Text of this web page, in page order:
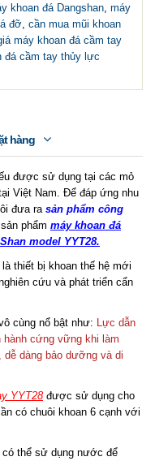
khoan đá Dangshan máy
đỡ cần mua mũi khoan
máy khoan đá cầm tay
đá cầm tay thủy lực
hàng
được sử dụng tại các mỏ
Việt Nam. Để đáp ứng nhu
đưa ra sản phẩm công
phẩm máy khoan đá
model YYT28.
là thiết bị khoan thế hệ mới
cứu và phát triển cẩn
cùng nổ bật như: Lực dẫn
hành cứng vững khi làm
dàng bảo dưỡng và di
YYT28được sử dụng cho
có chuôi khoan 6 cạnh với
có thể sử dụng nước để